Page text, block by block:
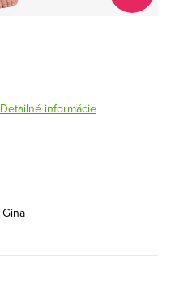
Detailné informácie
Gina